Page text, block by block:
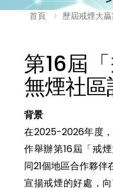
首頁 歷屆戒煙大
第16屆
無煙社區
背景
在2025-2026年度
作舉辦第16屆「戒
同21個地區合作夥伴
宣揚戒煙的好處，